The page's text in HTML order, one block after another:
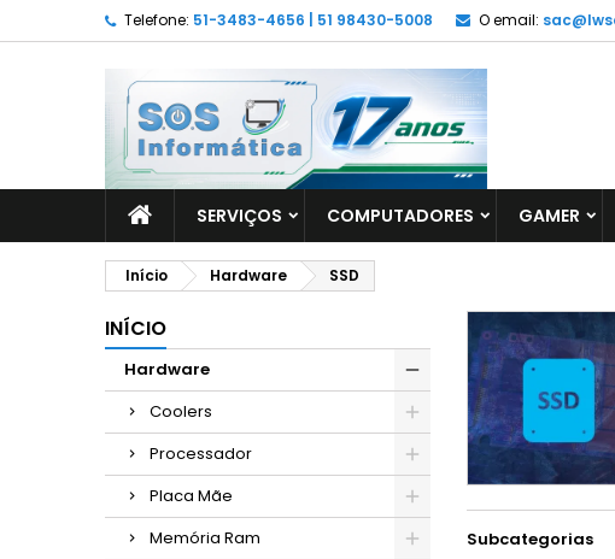
Telefone: 51-3483-4656 | 51 98430-5008 O email:
SERVIÇOS COMPUTADORES GAMER
Início Hardware SSD
INÍCIO
Hardware
Coolers
Processador
Placa Mãe
Memória Ram
Subcategorias